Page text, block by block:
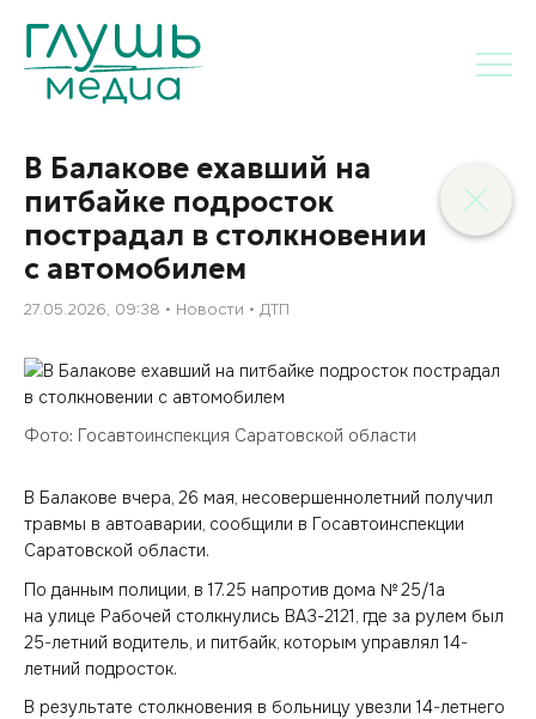
В Балакове ехавший на
питбайке подросток
пострадал в столкновении
с автомобилем
27.05.2026, 09:38 Новости ДТП
Фото: Госавтоинспекция Саратовской области
В Балакове вчера, 26 мая, несовершеннолетний получил
травмы в автоаварии, сообщили в Госавтоинспекции
Саратовской области.
По данным полиции, в 17.25 напротив дома № 25/1а
на улице Рабочей столкнулись ВАЗ-2121, где за рулем был
25-летний водитель, и питбайк, которым управлял 14-
летний подросток.
В результате столкновения в больницу увезли 14-летнего